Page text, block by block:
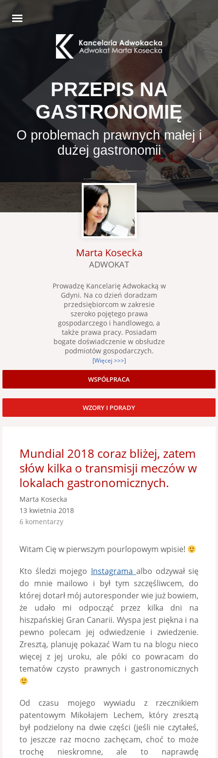
PRZEPIS NA
GASTRONOMIĘ
O problemach prawnych małej i
dużej gastronomii
Marta Kosecka
ADWOKAT
Prowadzę Kancelarię Adwokacką w
Gdyni. Na co dzień doradzam
przedsiębiorcom w zakresie
szeroko pojętego prawa
gospodarczego i handlowego, a
także prawa pracy. Posiadam
bogate doświadczenie w obsłudze
podmiotów gospodarczych.
[Więcej >>>]
WSPÓŁPRACA
WZORY I PORADY
Mundial 2018 coraz bliżej, zatem
słów kilka o transmisji meczów w
lokalach gastronomicznych.
Marta Kosecka
13 kwietnia 2018
6 komentarzy
Witam Cię w pierwszym pourlopowym wpisie!
Kto śledzi mojego Instagrama albo odzywał się
do mnie mailowo i był tym szczęśliwcem, do
której dotarł mój autoresponder wie już bowiem,
że udało mi odpocząć przez kilka dni na
hiszpańskiej Gran Canarii. Wyspa jest piękna i na
pewno polecam jej odwiedzenie i zwiedzenie.
Zresztą, planuję pokazać Wam tu na blogu nieco
więcej z jej uroku, ale póki co powracam do
tematów czysto prawnych i gastronomicznych
Od czasu mojego wywiadu z rzecznikiem
patentowym Mikołajem Lechem, który zresztą
był podzielony na dwie części (jeśli nie czytałeś,
to jeszcze raz mocno zachęcam, choć to może
trochę nieskromne, ale to naprawdę